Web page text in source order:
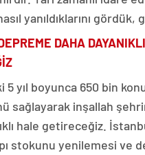
yanıldıklarını gördük,
DAHA
5 yıl boyunca 650 bin
sağlayarak inşallah
hale getireceğiz.
stokunu yenilemesi ve